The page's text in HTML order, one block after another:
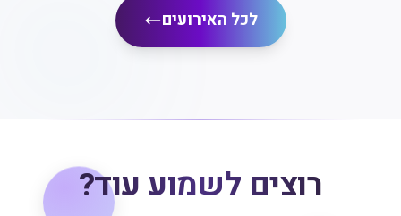
לכל האירועים
רוצים לשמוע עוד?